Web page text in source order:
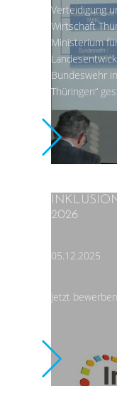
Verteidigung
Wirtschaft
Ministerium
Bundeswehr
Thüringen“
2026
05.12.2025
Jetzt